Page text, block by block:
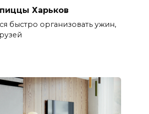
Харьков
быстро организовать ужин,